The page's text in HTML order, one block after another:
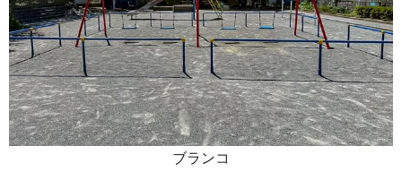
ブランコ